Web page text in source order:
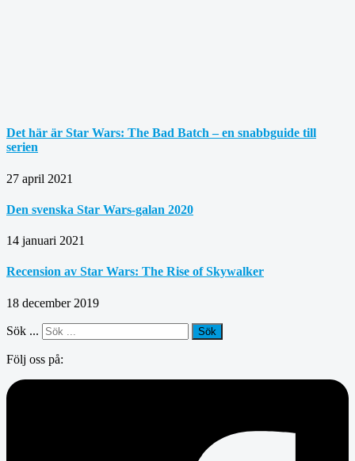
Det här är Star Wars: The Bad Batch – en snabbguide till
serien
27 april 2021
Den svenska Star Wars-galan 2020
14 januari 2021
Recension av Star Wars: The Rise of Skywalker
18 december 2019
Sök ... Sök
Följ oss på: